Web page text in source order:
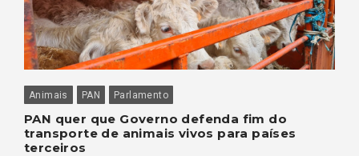
Animais PAN Parlamento
PAN quer que Governo defenda fim do
transporte de animais vivos para países
terceiros